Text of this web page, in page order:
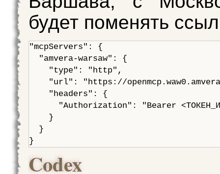
будет поменять
"mcpServers": {
  "amvera-warsaw": {
    "type": "http",
"url": "https://
    "headers": {
"Authorization": "Bearer
    }
  }
Codex